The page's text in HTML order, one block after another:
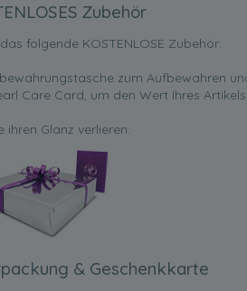
Zubehör
folgende KOSTENLOSE Zubehör:
zum Aufbewahren
Care Card, um den Wert Ihres Artikels
ihren Glanz verlieren.
& Geschenkkarte